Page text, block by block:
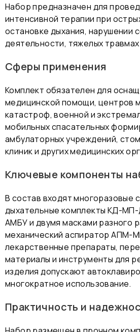
Набор предназначен для
интенсивной терапии при
остановке дыхания, нарушении
деятельности, тяжелых
Сферы применения
Комплект обязателен для
медицинской помощи, центров
катастроф, военной и
мобильных спасательных
амбулаторных учреждений,
клиник и других медицинских
Ключевые компоненты
В состав входят многоразовые
дыхательные комплекты КД-
АМБУ и двумя масками разного
механический аспиратор АПМ-
лекарственные препараты,
материалы и инструменты для
изделия допускают
многократное использование.
Практичность и